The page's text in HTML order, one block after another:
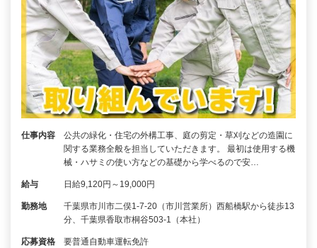
仕事内容
公共の緑化・住宅の外構工事、庭の剪定・草刈などの造園に
関する業務全般を担当していただきます。 最初は使用する機
械・ハサミの使い方などの基礎から学べるので安…
給与 日給9,120円～19,000円
勤務地
千葉県市川市二俣1-7-20（市川営業所）西船橋駅から徒歩13
分、千葉県香取市桐谷503-1（本社）
応募資格 要普通自動車運転免許